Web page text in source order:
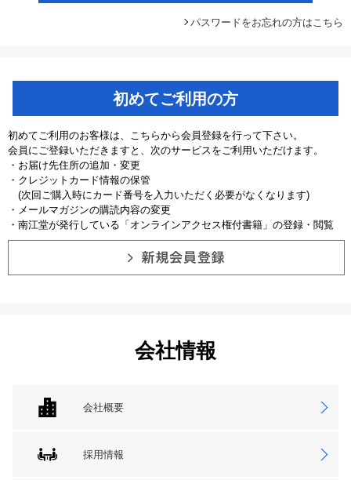
パスワードをお忘れの方はこちら
初めてご利用の方
初めてご利用のお客様は、こちらから会員登録を行って下さい。
会員にご登録いただきますと、次のサービスをご利用いただけます。
・お届け先住所の追加・変更
・クレジットカード情報の保管
(次回ご購入時にカード番号を入力いただく必要がなくなります)
・メールマガジンの購読内容の変更
・南江堂が発行している「オンラインアクセス権付書籍」の登録・閲覧
会社情報
会社概要
採用情報